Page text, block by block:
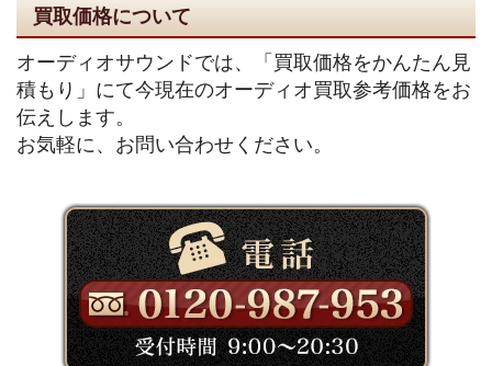
買取価格について
オーディオサウンドでは、「買取価格をかんたん見
積もり」にて今現在のオーディオ買取参考価格をお
伝えします。
お気軽に、お問い合わせください。